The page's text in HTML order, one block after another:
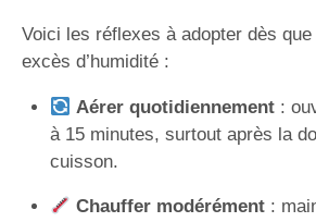
Voici les réflexes à adopter dès que
excès d’humidité :
Aérer quotidiennement:
à 15 minutes, surtout après la
cuisson.
Chauffer modérément: